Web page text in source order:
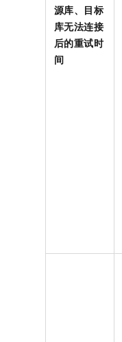
源库、目标
库无法连接
后的重试时
间